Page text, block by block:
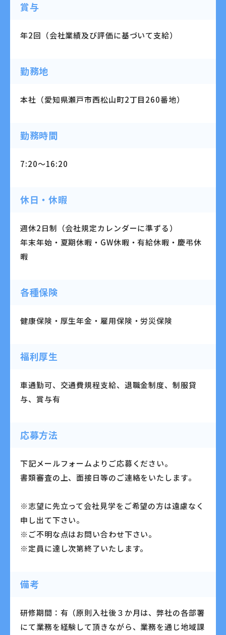
賞与
年2回（会社業績及び評価に基づいて支給）
勤務地
本社（愛知県瀬戸市西松山町2丁目260番地）
勤務時間
7:20～16:20
休日・休暇
週休2日制（会社規定カレンダーに準ずる）
年末年始・夏期休暇・GW休暇・有給休暇・慶弔休
暇
各種保険
健康保険・厚生年金・雇用保険・労災保険
福利厚生
車通勤可、交通費規程支給、退職金制度、制服貸
与、賞与有
応募方法
下記メールフォームよりご応募ください。
書類審査の上、面接日等のご連絡をいたします。
※志望に先立って会社見学をご希望の方は遠慮なく
申し出て下さい。
※ご不明な点はお問い合わせ下さい。
※定員に達し次第終了いたします。
備考
研修期間：有（原則入社後３か月は、弊社の各部署
にて業務を経験して頂きながら、業務を通じ地域課